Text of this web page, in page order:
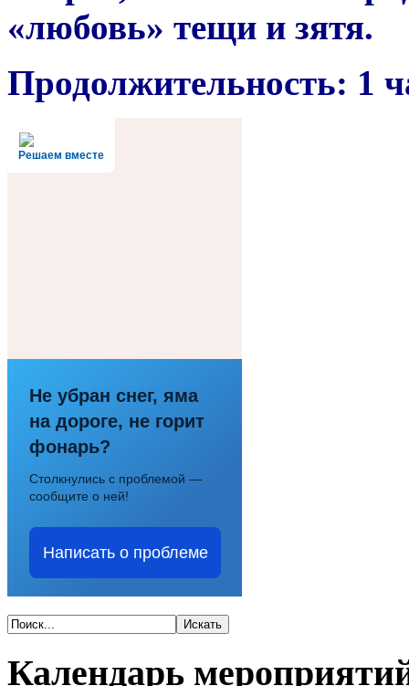
«любовь» тещи и зятя.
Продолжительность: 1
Решаем вместе
Не убран снег, яма
на дороге, не горит
фонарь?
Столкнулись с проблемой —
сообщите о ней!
Написать о проблеме
Календарь